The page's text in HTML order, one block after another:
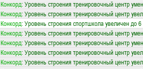
Конкорд: Уровень строения тренировочный центр
Конкорд: Уровень строения тренировочный центр
Конкорд: Уровень строения спортшкола увеличен до
Конкорд: Уровень строения тренировочный центр
Конкорд: Уровень строения тренировочный центр
Конкорд: Уровень строения тренировочный центр
Конкорд: Уровень строения тренировочный центр